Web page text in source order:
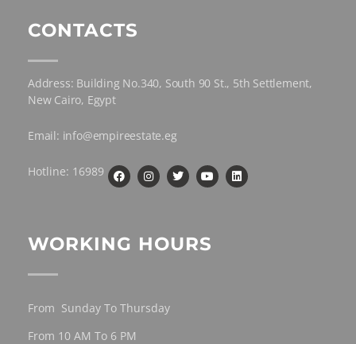
CONTACTS
Address: Building No.340, South 90 St., 5th Settlement,
New Cairo, Egypt
Email: info@empireestate.eg
Hotline: 16989
WORKING HOURS
From Sunday To Thursday
From 10 AM To 6 PM